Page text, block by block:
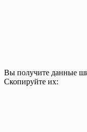
Вы получите данные
Скопируйте их: